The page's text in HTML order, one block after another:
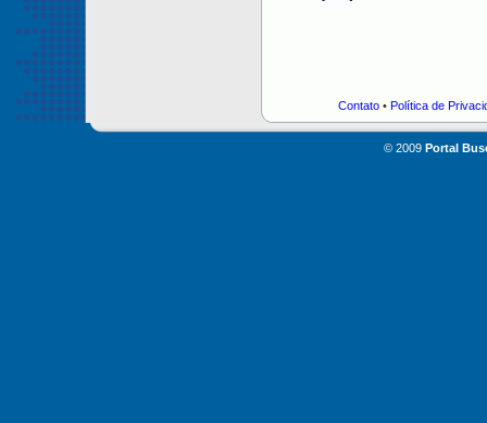
Contato• Política de
© 2009 Portal